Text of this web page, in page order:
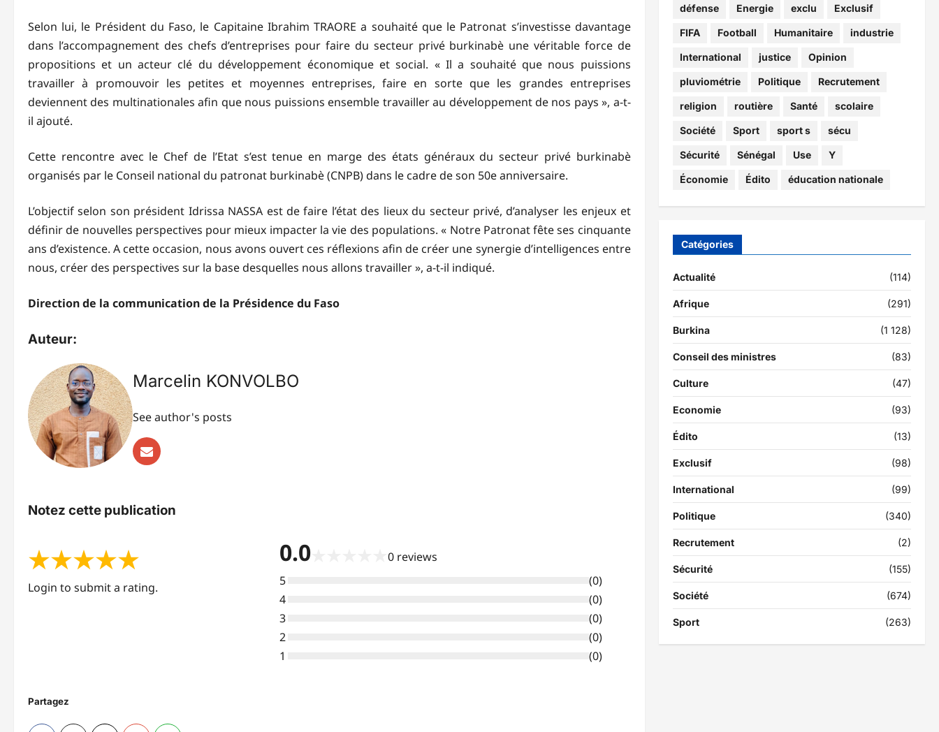
Selon lui, le Président du Faso, le Capitaine Ibrahim TRAORE a souhaité que le Patronat s’investisse davantage
dans l’accompagnement des chefs d’entreprises pour faire du secteur privé burkinabè une véritable force de
propositions et un acteur clé du développement économique et social. « Il a souhaité que nous puissions
travailler à promouvoir les petites et moyennes entreprises, faire en sorte que les grandes entreprises
deviennent des multinationales afin que nous puissions ensemble travailler au développement de nos pays », a-t-
il ajouté.
Cette rencontre avec le Chef de l’Etat s’est tenue en marge des états généraux du secteur privé burkinabè
organisés par le Conseil national du patronat burkinabè (CNPB) dans le cadre de son 50e anniversaire.
L’objectif selon son président Idrissa NASSA est de faire l’état des lieux du secteur privé, d’analyser les enjeux et
définir de nouvelles perspectives pour mieux impacter la vie des populations. « Notre Patronat fête ses cinquante
ans d’existence. A cette occasion, nous avons ouvert ces réflexions afin de créer une synergie d’intelligences entre
nous, créer des perspectives sur la base desquelles nous allons travailler », a-t-il indiqué.
Direction de la communication de la Présidence du Faso
Auteur:
Marcelin KONVOLBO
See author's posts
Notez cette publication
★★★★★
Login to submit a rating.
0.0★ 0 reviews
5
(0)
4
(0)
3
(0)
2
(0)
1
(0)
Partagez
défense Energie exclu Exclusif
FIFA Football Humanitaire industrie
International justice Opinion
pluviométrie Politique Recrutement
religion routière Santé scolaire
Société Sport sport s sécu
Sécurité Sénégal Use Y
Économie Édito éducation nationale
Catégories
Actualité (114)
Afrique (291)
Burkina (1 128)
Conseil des ministres (83)
Culture (47)
Economie (93)
Édito (13)
Exclusif (98)
International (99)
Politique (340)
Recrutement (2)
Sécurité (155)
Société (674)
Sport (263)